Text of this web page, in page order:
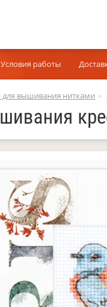
Условия работы
вышивания нитками